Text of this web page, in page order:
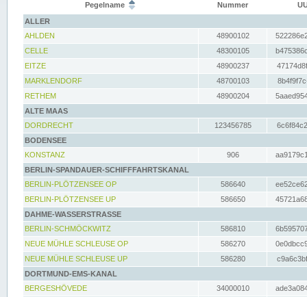
Pegelname Nummer
ALLER
AHLDEN
48900102
CELLE
48300105
EITZE
48900237
MARKLENDORF
48700103
RETHEM
48900204
ALTE MAAS
DORDRECHT
123456785
BODENSEE
KONSTANZ
906
BERLIN-SPANDAUER-SCHIFFFAHRTSKANAL
BERLIN-PLÖTZENSEE OP
586640
BERLIN-PLÖTZENSEE UP
586650
DAHME-WASSERSTRASSE
BERLIN-SCHMÖCKWITZ
586810
NEUE MÜHLE SCHLEUSE OP
586270
NEUE MÜHLE SCHLEUSE UP
586280
DORTMUND-EMS-KANAL
BERGESHÖVEDE
34000010